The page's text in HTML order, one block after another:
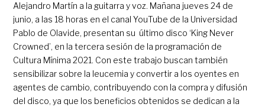
Alejandro Martín a la guitarra y voz. Mañana jueves 24 de
junio, a las 18 horas en el canal YouTube de la Universidad
Pablo de Olavide, presentan su último disco ‘King Never
Crowned’, en la tercera sesión de la programación de
Cultura Mínima 2021. Con este trabajo buscan también
sensibilizar sobre la leucemia y convertir a los oyentes en
agentes de cambio, contribuyendo con la compra y difusión
del disco, ya que los beneficios obtenidos se dedican a la